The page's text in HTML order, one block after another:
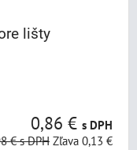
lišty
0,86 € s DPH
€s DPH Zľava 0,13 €